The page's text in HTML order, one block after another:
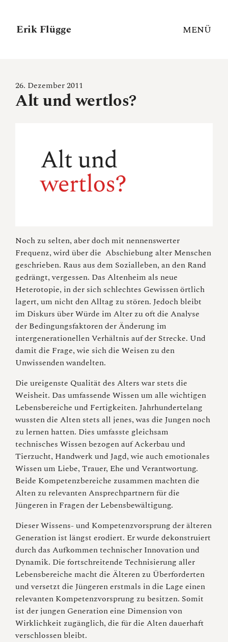
Erik Flügge MENÜ
26. Dezember 2011
Alt und wertlos?
Noch zu selten, aber doch mit nennenswerter
Frequenz, wird über die Abschiebung alter Menschen
geschrieben. Raus aus dem Sozialleben, an den Rand
gedrängt, vergessen. Das Altenheim als neue
Heterotopie, in der sich schlechtes Gewissen örtlich
lagert, um nicht den Alltag zu stören. Jedoch bleibt
im Diskurs über Würde im Alter zu oft die Analyse
der Bedingungsfaktoren der Änderung im
intergenerationellen Verhältnis auf der Strecke. Und
damit die Frage, wie sich die Weisen zu den
Unwissenden wandelten.
Die ureigenste Qualität des Alters war stets die
Weisheit. Das umfassende Wissen um alle wichtigen
Lebensbereiche und Fertigkeiten. Jahrhundertelang
wussten die Alten stets all jenes, was die Jungen noch
zu lernen hatten. Dies umfasste gleichsam
technisches Wissen bezogen auf Ackerbau und
Tierzucht, Handwerk und Jagd, wie auch emotionales
Wissen um Liebe, Trauer, Ehe und Verantwortung.
Beide Kompetenzbereiche zusammen machten die
Alten zu relevanten Ansprechpartnern für die
Jüngeren in Fragen der Lebensbewältigung.
Dieser Wissens- und Kompetenzvorsprung der älteren
Generation ist längst erodiert. Er wurde dekonstruiert
durch das Aufkommen technischer Innovation und
Dynamik. Die fortschreitende Technisierung aller
Lebensbereiche macht die Älteren zu Überforderten
und versetzt die Jüngeren erstmals in die Lage einen
relevanten Kompetenzvorsprung zu besitzen. Somit
ist der jungen Generation eine Dimension von
Wirklichkeit zugänglich, die für die Alten dauerhaft
verschlossen bleibt.